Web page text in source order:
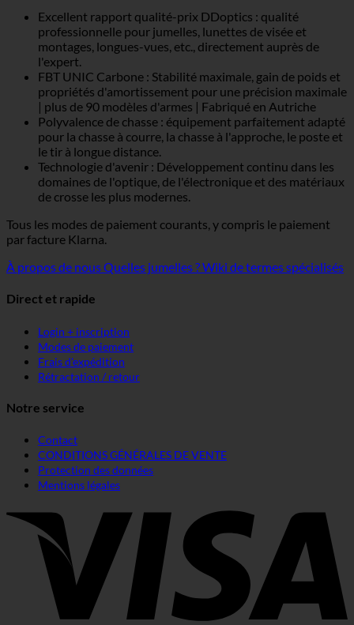
Excellent rapport qualité-prix DDoptics : qualité
professionnelle pour jumelles, lunettes de visée et
montages, longues-vues, etc., directement auprès de
l'expert.
FBT UNIC Carbone : Stabilité maximale, gain de poids et
propriétés d'amortissement pour une précision maximale
| plus de 90 modèles d'armes | Fabriqué en Autriche
Polyvalence de chasse : équipement parfaitement adapté
pour la chasse à courre, la chasse à l'approche, le poste et
le tir à longue distance.
Technologie d'avenir : Développement continu dans les
domaines de l'optique, de l'électronique et des matériaux
de crosse les plus modernes.
Tous les modes de paiement courants, y compris le paiement
par facture Klarna.
À propos de nousQuelles jumelles ?Wiki de termes spécialisés
Direct et rapide
Login + inscription
Modes de paiement
Frais d'expédition
Rétractation / retour
Notre service
Contact
CONDITIONS GÉNÉRALES DE VENTE
Protection des données
Mentions légales